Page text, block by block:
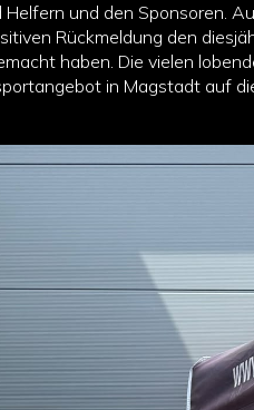
und den Sponsoren.
Rückmeldung den
haben. Die vielen
in Magstadt auf